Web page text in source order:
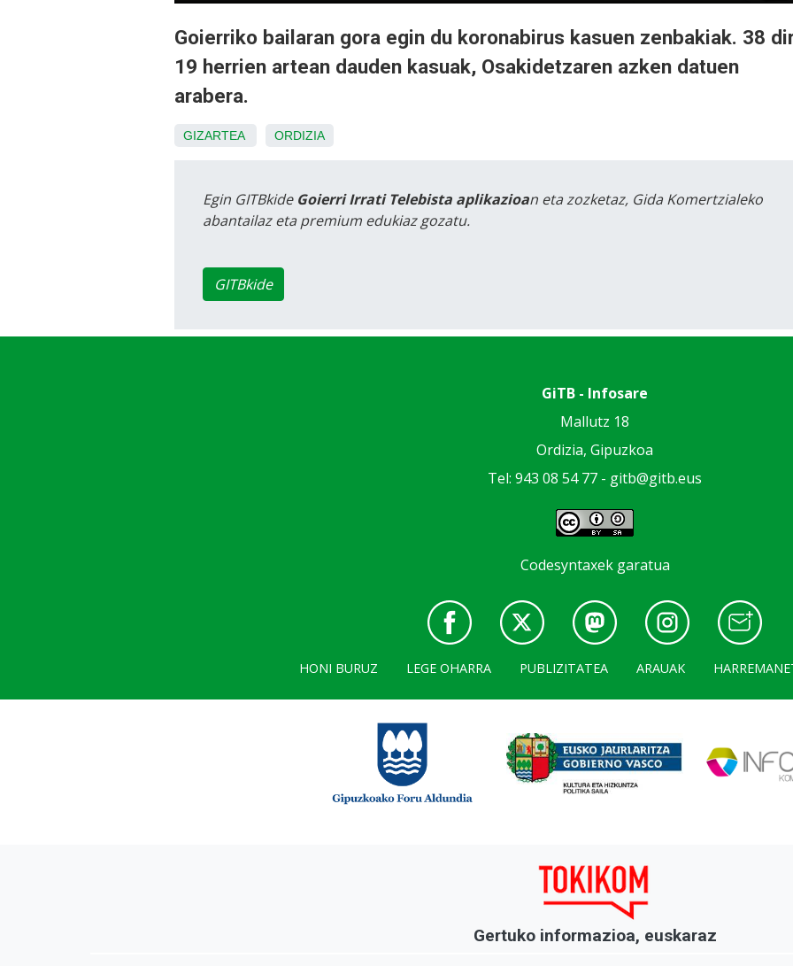
Goierriko bailaran gora egin du koronabirus kasuen zenbakiak. 38
19 herrien artean dauden kasuak, Osakidetzaren azken datuen
arabera.
GIZARTEA ORDIZIA
Egin GITBkide Goierri Irrati Telebista aplikazioan eta zozketaz, Gida Komertzialeko
abantailaz eta premium edukiaz gozatu.
GITBkide
GiTB - Infosare
Mallutz 18
Ordizia, Gipuzkoa
Tel: 943 08 54 77 - gitb@gitb.eus
Codesyntaxek garatua
HONI BURUZ LEGE OHARRA PUBLIZITATEA ARAUAK
Gertuko informazioa, euskaraz